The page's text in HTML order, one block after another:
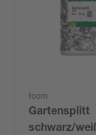
toom
Gartensplitt
schwarz/